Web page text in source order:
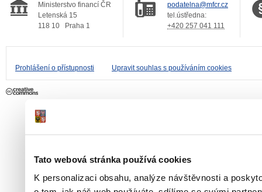
Tato webová stránka používá cookies
K personalizaci obsahu, analýze návštěvnosti a
Ministerstvo financí ČR
Letenská 15
118 10
Praha 1
podatelna@mfcr.cz
tel.ústředna:
+420 257 041 111
Prohlášení o přístupnosti Upravit souhlas s používáním cookies